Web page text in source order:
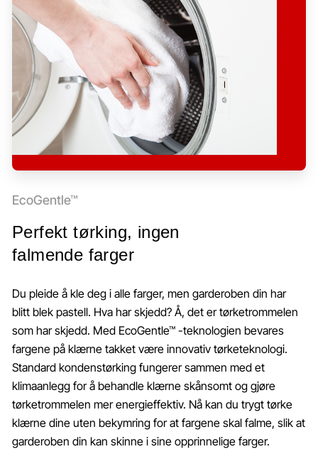
EcoGentle™
Perfekt tørking, ingen
falmende farger
Du pleide å kle deg i alle farger, men garderoben din har
blitt blek pastell. Hva har skjedd? Å, det er tørketrommelen
som har skjedd. Med EcoGentle™ -teknologien bevares
fargene på klærne takket være innovativ tørketeknologi.
Standard kondenstørking fungerer sammen med et
klimaanlegg for å behandle klærne skånsomt og gjøre
tørketrommelen mer energieffektiv. Nå kan du trygt tørke
klærne dine uten bekymring for at fargene skal falme, slik at
garderoben din kan skinne i sine opprinnelige farger.